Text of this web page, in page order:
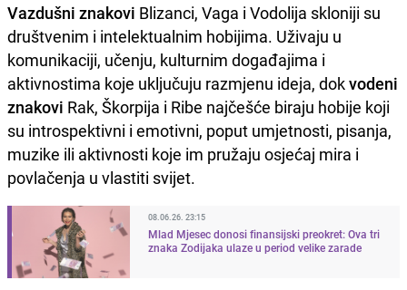
Vazdušni znakovi Blizanci, Vaga i Vodolija skloniji su
društvenim i intelektualnim hobijima. Uživaju u
komunikaciji, učenju, kulturnim događajima i
aktivnostima koje uključuju razmjenu ideja, dokvodeni
znakovi Rak, Škorpija i Ribe najčešće biraju hobije koji
su introspektivni i emotivni, poput umjetnosti, pisanja,
muzike ili aktivnosti koje im pružaju osjećaj mira i
povlačenja u vlastiti svijet.
08.06.26. 23:15
Mlad Mjesec donosi finansijski preokret: Ova tri
znaka Zodijaka ulaze u period velike zarade